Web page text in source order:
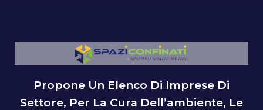
Propone Un Elenco Di Imprese Di
Settore, Per La Cura Dell’ambiente, Le